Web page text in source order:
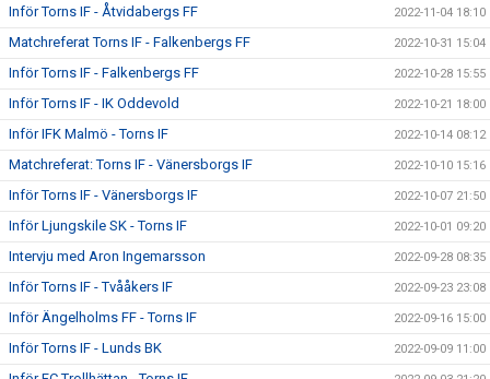
Inför Torns IF - Åtvidabergs FF 2022-11-04 18:10
Matchreferat Torns IF - Falkenbergs FF 2022-10-31 15:04
Inför Torns IF - Falkenbergs FF 2022-10-28 15:55
Inför Torns IF - IK Oddevold 2022-10-21 18:00
Inför IFK Malmö - Torns IF 2022-10-14 08:12
Matchreferat: Torns IF - Vänersborgs IF 2022-10-10 15:16
Inför Torns IF - Vänersborgs IF 2022-10-07 21:50
Inför Ljungskile SK - Torns IF 2022-10-01 09:20
Intervju med Aron Ingemarsson 2022-09-28 08:35
Inför Torns IF - Tvååkers IF 2022-09-23 23:08
Inför Ängelholms FF - Torns IF 2022-09-16 15:00
Inför Torns IF - Lunds BK 2022-09-09 11:00